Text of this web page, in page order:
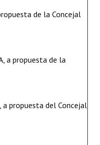
de la Concejal
a propuesta de la
a propuesta del Concejal